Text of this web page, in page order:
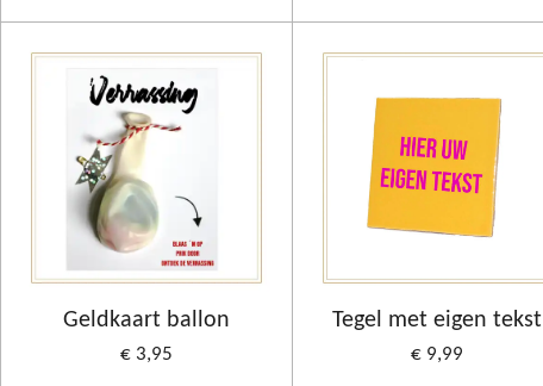
Geldkaart ballon
€ 3,95
Tegel met eigen tekst
€ 9,99